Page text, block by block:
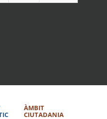
ÀMBIT
CIUTADANIA